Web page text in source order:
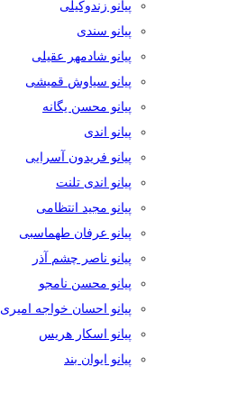
پیانو زندوکیلی
پیانو سندی
پیانو شادمهر عقیلی
پیانو سیاوش قمیشی
پیانو محسن یگانه
پیانو اندی
پیانو فریدون آسرایی
پیانو اندی تلنت
پیانو مجید انتظامی
پیانو عرفان طهماسبی
پیانو ناصر چشم آذر
پیانو محسن نامجو
پیانو احسان خواجه امیری
پیانو اسکار هریس
پیانو ایوان بند